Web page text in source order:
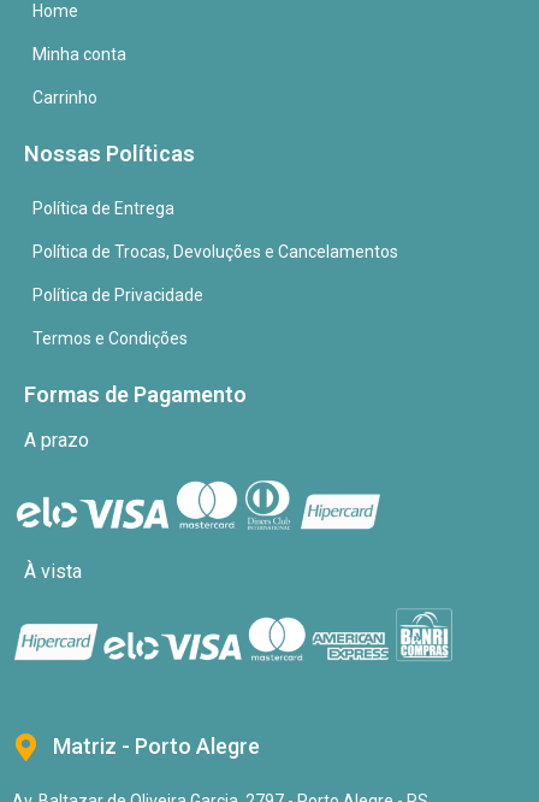
Home
Minha conta
Carrinho
Nossas Políticas
Política de Entrega
Política de Trocas, Devoluções e Cancelamentos
Política de Privacidade
Termos e Condições
Formas de Pagamento
A prazo
À vista
Matriz - Porto Alegre